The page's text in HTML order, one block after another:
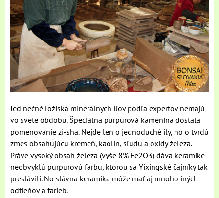
Jedinečné ložiská minerálnych ílov podľa expertov nemajú
vo svete obdobu. Špeciálna purpurová kamenina dostala
pomenovanie zi-sha. Nejde len o jednoduché íly, no o tvrdú
zmes obsahujúcu kremeň, kaolín, sľudu a oxidy železa.
Práve vysoký obsah železa (vyše 8% Fe2O3) dáva keramike
neobvyklú purpurovú farbu, ktorou sa Yixingské čajníky tak
preslávili. No slávna keramika môže mať aj mnoho iných
odtieňov a farieb.